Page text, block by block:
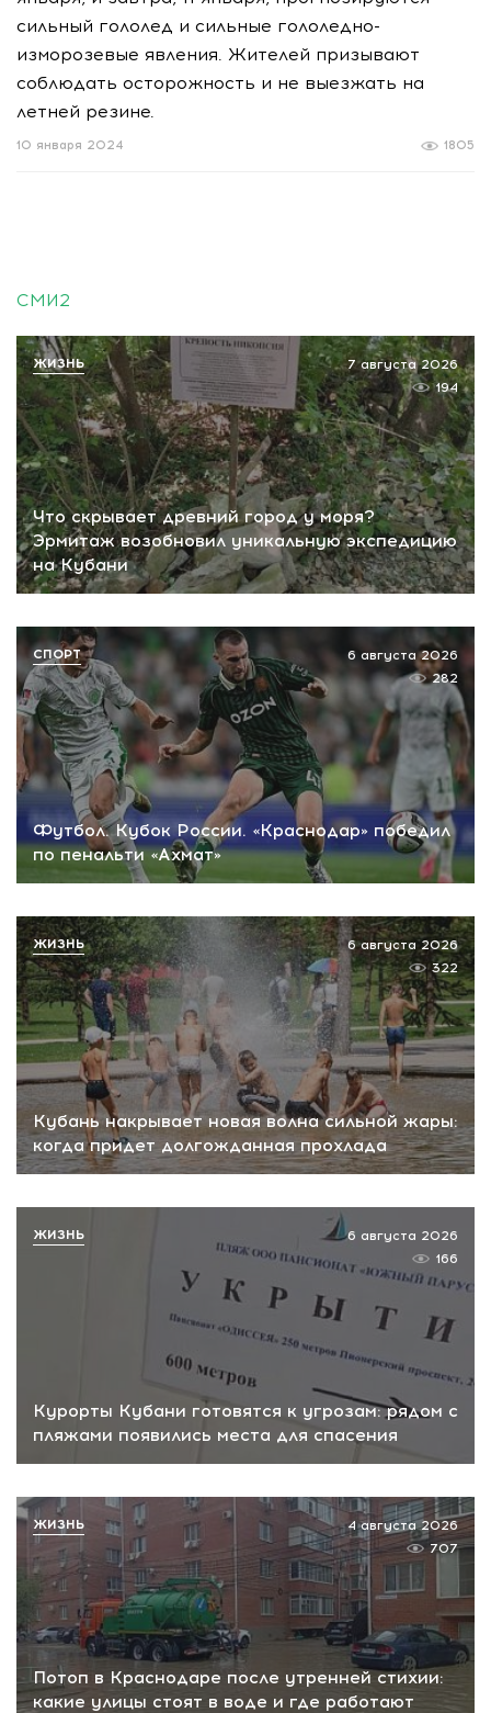
сильный гололед и сильные гололедно-
изморозевые явления. Жителей призывают
соблюдать осторожность и не выезжать на
летней резине.
1805
10 января 2024
СМИ2
Что скрывает древний город у моря?
Эрмитаж возобновил уникальную экспедицию
на Кубани
7 августа 2026
194
ЖИЗНЬ
Футбол. Кубок России. «Краснодар» победил
по пенальти «Ахмат»
6 августа 2026
282
СПОРТ
Кубань накрывает новая волна сильной жары:
когда придет долгожданная прохлада
6 августа 2026
322
ЖИЗНЬ
Курорты Кубани готовятся к угрозам: рядом с
пляжами появились места для спасения
6 августа 2026
166
ЖИЗНЬ
Потоп в Краснодаре после утренней стихии:
какие улицы стоят в воде и где работают
4 августа 2026
707
ЖИЗНЬ